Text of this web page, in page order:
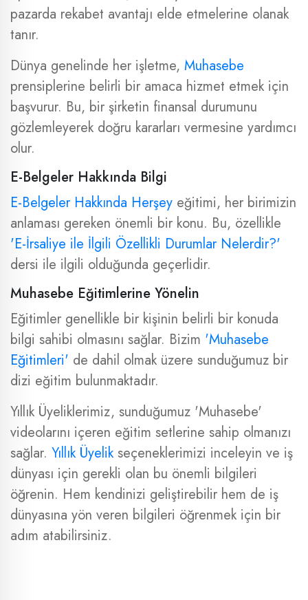
pazarda rekabet avantajı elde etmelerine olanak
tanır.
Dünya genelinde her işletme, Muhasebe
prensiplerine belirli bir amaca hizmet etmek için
başvurur. Bu, bir şirketin finansal durumunu
gözlemleyerek doğru kararları vermesine yardımcı
olur.
E-Belgeler Hakkında Bilgi
E-Belgeler Hakkında Herşey eğitimi, her birimizin
anlaması gereken önemli bir konu. Bu, özellikle
'E-İrsaliye ile İlgili Özellikli Durumlar Nelerdir?'
dersi ile ilgili olduğunda geçerlidir.
Muhasebe Eğitimlerine Yönelin
Eğitimler genellikle bir kişinin belirli bir konuda
bilgi sahibi olmasını sağlar. Bizim 'Muhasebe
Eğitimleri' de dahil olmak üzere sunduğumuz bir
dizi eğitim bulunmaktadır.
Yıllık Üyeliklerimiz, sunduğumuz 'Muhasebe'
videolarını içeren eğitim setlerine sahip olmanızı
sağlar. Yıllık Üyelikseçeneklerimizi inceleyin ve iş
dünyası için gerekli olan bu önemli bilgileri
öğrenin. Hem kendinizi geliştirebilir hem de iş
dünyasına yön veren bilgileri öğrenmek için bir
adım atabilirsiniz.